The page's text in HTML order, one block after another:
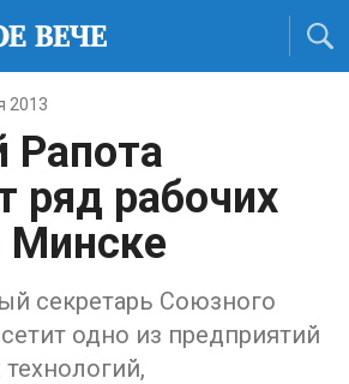
2013
Рапота
ряд рабочих
Минске
секретарь Союзного
одно из предприятий